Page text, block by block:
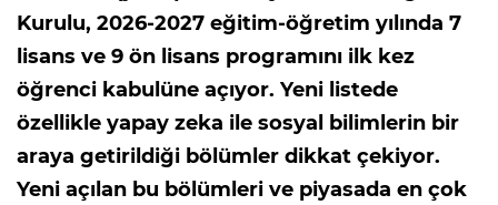
Kurulu, 2026-2027 eğitim-öğretim yılında 7
lisans ve 9 ön lisans programını ilk kez
öğrenci kabulüne açıyor. Yeni listede
özellikle yapay zeka ile sosyal bilimlerin bir
araya getirildiği bölümler dikkat çekiyor.
Yeni açılan bu bölümleri ve piyasada en çok